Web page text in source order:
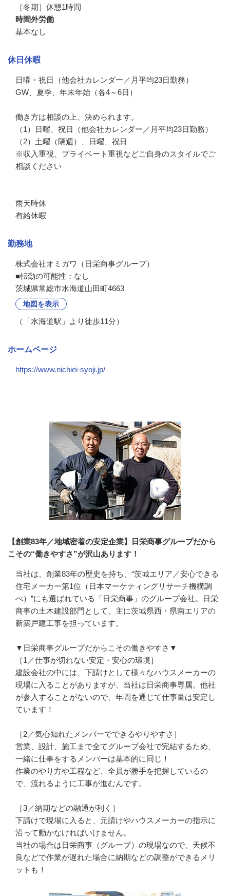
［冬期］休憩1時間
時間外労働
基本なし
休日休暇
日曜・祝日（他会社カレンダー／月平均23日勤務）
GW、夏季、年末年始（各4～6日）
働き方は相談の上、決められます。
（1）日曜、祝日（他会社カレンダー／月平均23日勤務）
（2）土曜（隔週）、日曜、祝日
※収入重視、プライベート重視などご自身のスタイルでご
相談ください
雨天時休
有給休暇
勤務地
株式会社オミガワ（日栄商事グループ）
■転勤の可能性：なし
茨城県常総市水海道山田町4663
地図を表示
（「水海道駅」より徒歩11分）
ホームページ
https://www.nichiei-syoji.jp/
【創業83年／地域密着の安定企業】日栄商事グループだから
こその“働きやすさ”が沢山あります！
当社は、創業83年の歴史を持ち、“茨城エリア／安心できる
住宅メーカー第1位（日本マーケティングリサーチ機構調
べ）”にも選ばれている「日栄商事」のグループ会社。日栄
商事の土木建設部門として、主に茨城県西・県南エリアの
新築戸建工事を担っています。
▼日栄商事グループだからこその働きやすさ▼
［1／仕事が切れない安定・安心の環境］
建設会社の中には、下請けとして様々なハウスメーカーの
現場に入ることがありますが、当社は日栄商事専属。他社
が参入することがないので、年間を通じて仕事量は安定し
ています！
［2／気心知れたメンバーでできるやりやすさ］
営業、設計、施工まで全てグループ会社で完結するため、
一緒に仕事をするメンバーは基本的に同じ！
作業のやり方や工程など、全員が勝手を把握しているの
で、流れるように工事が進むんです。
［3／納期などの融通が利く］
下請けで現場に入ると、元請けやハウスメーカーの指示に
沿って動かなければいけません。
当社の場合は日栄商事（グループ）の現場なので、天候不
良などで作業が遅れた場合に納期などの調整ができるメリ
ットも！